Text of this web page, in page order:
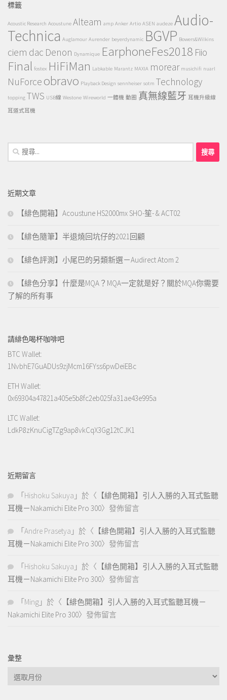
標籤
Acoustic Research Acoustune Alteam amp Anker Artio ASEN audeze Audio-
Technica Auglamour Aurender beyerdynamic BGVP Bowers&Wilkins
ciem dac Denon Dynamique EarphoneFes2018 Fiio
Final fostex HiFiMan Labkable Marantz MAXIA morear musichifi nuarl
NuForce obravo Playback Design sennheiser sotm Technology
topping TWS USB線 Westone Wireworld 一體機 動圈 真無線藍牙 耳機升級線
耳道式耳機
搜
尋
字:
近期文章
【緋色開箱】Acoustune HS2000mx SHO-笙- & ACT02
【緋色隨筆】半退燒回坑仔的2021回顧
【緋色評測】小尾巴的另類新選－Audirect Atom 2
【緋色分享】什麼是MQA？MQA一定就是好？關於MQA你需要
了解的所有事
請緋色喝杯咖啡吧
BTC Wallet:
1NvbhE7GuADUs9zjMcm16FYss6pwDeiEBc
ETH Wallet:
0x69304a47821a405e5b8fc2eb025fa31ae43e995a
LTC Wallet:
LdkP8zKnuCigTZg9ap8vkCqX3Gg12tCJK1
近期留言
「 Hishoku Sakuya 」於〈 【緋色開箱】引人入勝的入耳式監聽
耳機－Nakamichi Elite Pro 300〉發佈留言
「 Andre Prasetya 」於〈 【緋色開箱】引人入勝的入耳式監聽
耳機－Nakamichi Elite Pro 300〉發佈留言
「 Hishoku Sakuya 」於〈 【緋色開箱】引人入勝的入耳式監聽
耳機－Nakamichi Elite Pro 300〉發佈留言
「 Ming 」於〈 【緋色開箱】引人入勝的入耳式監聽耳機－
Nakamichi Elite Pro 300〉發佈留言
彙整
彙